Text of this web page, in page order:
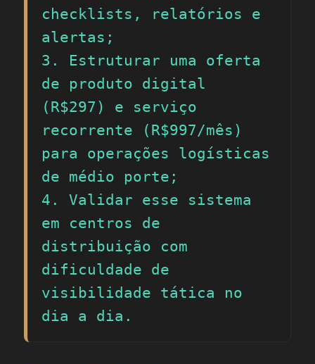
checklists, relatórios e
alertas;
3. Estruturar uma oferta
de produto digital
(R$297) e serviço
recorrente (R$997/mês)
para operações logísticas
de médio porte;
4. Validar esse sistema
em centros de
distribuição com
dificuldade de
visibilidade tática no
dia a dia.